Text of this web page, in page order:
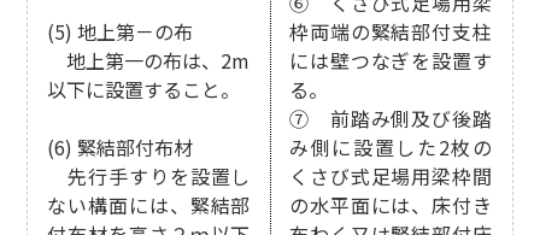
(5) 地上第－の布
地上第一の布は、2m
以下に設置すること。
(6) 緊結部付布材
先行手すりを設置し
ない構面には、緊結部
枠両端の緊結部付支柱
には壁つなぎを設置す
る。
⑦ 前踏み側及び後踏
み側に設置した2枚の
くさび式足場用梁枠間
の水平面には、床付き